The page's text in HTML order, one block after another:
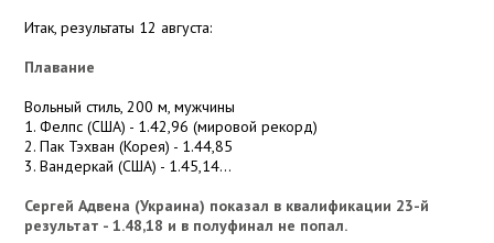
Итак, результаты 12 августа:
Плавание
Вольный стиль, 200 м, мужчины
1. Фелпс (США) - 1.42,96 (мировой рекорд)
2. Пак Тэхван (Корея) - 1.44,85
3. Вандеркай (США) - 1.45,14...
Сергей Адвена (Украина) показал в квалификации 23-й
результат - 1.48,18 и в полуфинал не попал.